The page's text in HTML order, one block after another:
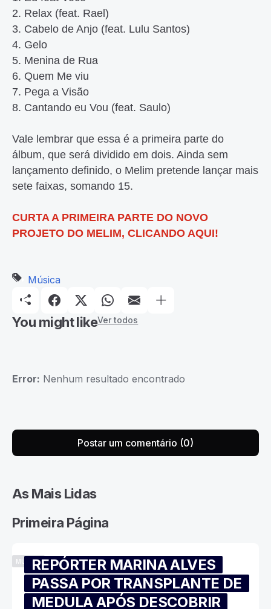
2. Relax (feat. Rael)
3. Cabelo de Anjo (feat. Lulu Santos)
4. Gelo
5. Menina de Rua
6. Quem Me viu
7. Pega a Visão
8. Cantando eu Vou (feat. Saulo)
Vale lembrar que essa é a primeira parte do
álbum, que será dividido em dois. Ainda sem
lançamento definido, o Melim pretende lançar mais
sete faixas, somando 15.
CURTA A PRIMEIRA PARTE DO NOVO
PROJETO DO MELIM, CLICANDO AQUI!
Música
You might likeVer todos
Error: Nenhum resultado encontrado
Postar um comentário (0)
As Mais Lidas
Primeira Página
MÚSICAREPÓRTER MARINA ALVES
PASSA POR TRANSPLANTE DE
MEDULA APÓS DESCOBRIR